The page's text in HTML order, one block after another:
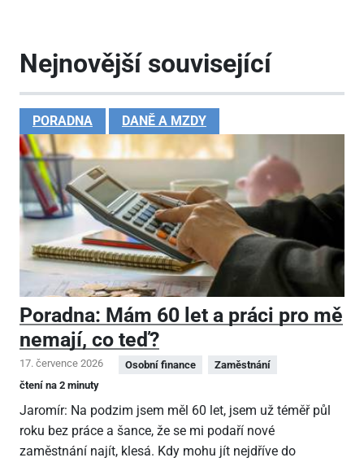
Nejnovější související
PORADNA DANĚ A MZDY
Poradna: Mám 60 let a práci pro mě
nemají, co teď?
17. července 2026 Osobní finance
Zaměstnání
čtení na 2 minuty
Jaromír: Na podzim jsem měl 60 let, jsem už téměř půl
roku bez práce a šance, že se mi podaří nové
zaměstnání najít, klesá. Kdy mohu jít nejdříve do